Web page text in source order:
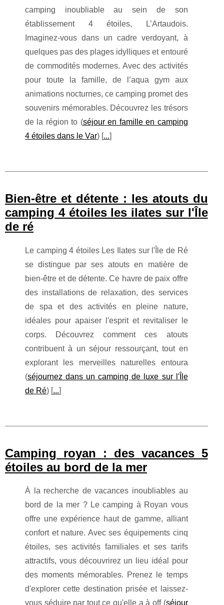
camping inoubliable au sein de son
établissement 4 étoiles, L’Artaudois.
Imaginez-vous dans un cadre verdoyant, à
quelques pas des plages idylliques et entouré
de commodités modernes. Avec des activités
pour toute la famille, de l’aqua gym aux
animations nocturnes, ce camping promet des
souvenirs mémorables. Découvrez les trésors
de la région to (séjour en famille en camping
4 étoiles dans le Var) [...]
Bien-être et détente : les atouts du
camping 4 étoiles les ilates sur l'Île
de ré
Le camping 4 étoiles Les Ilates sur l'Île de Ré
se distingue par ses atouts en matière de
bien-être et de détente. Ce havre de paix offre
des installations de relaxation, des services
de spa et des activités en pleine nature,
idéales pour apaiser l'esprit et revitaliser le
corps. Découvrez comment ces atouts
contribuent à un séjour ressourçant, tout en
explorant les merveilles naturelles entoura
(séjournez dans un camping de luxe sur l'Île
de Ré) [...]
Camping royan : des vacances 5
étoiles au bord de la mer
À la recherche de vacances inoubliables au
bord de la mer ? Le camping à Royan vous
offre une expérience haut de gamme, alliant
confort et nature. Avec ses équipements cinq
étoiles, ses activités familiales et ses tarifs
attractifs, vous découvrirez un lieu idéal pour
des moments mémorables. Prenez le temps
d'explorer cette destination prisée et laissez-
vous séduire par tout ce qu'elle a à off (séjour